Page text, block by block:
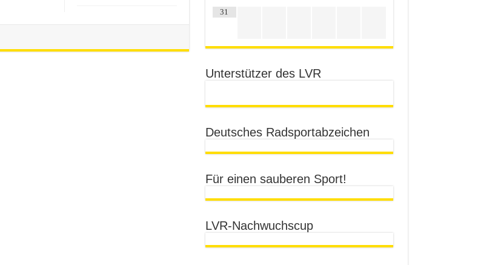
31
Unterstützer des LVR
Deutsches Radsportabzeichen
Für einen sauberen Sport!
LVR-Nachwuchscup